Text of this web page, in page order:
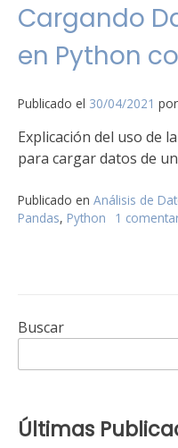
Cargando
en Python
Publicado el 30/04/2021 por
Explicación del uso de
para cargar datos de
Publicado en Análisis de
Pandas, Python 1
Buscar
Últimas